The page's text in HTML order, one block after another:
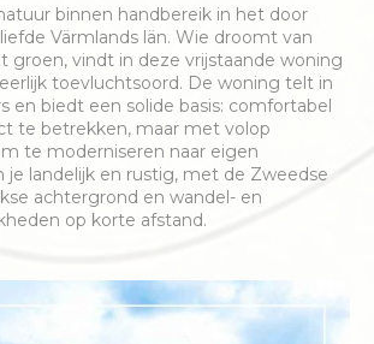
binnen handbereik in het door
Värmlands län. Wie droomt van
groen, vindt in deze vrijstaande woning
toevluchtsoord. De woning telt in
en biedt een solide basis: comfortabel
te betrekken, maar met volop
te moderniseren naar eigen
je landelijk en rustig, met de Zweedse
achtergrond en wandel- en
op korte afstand.